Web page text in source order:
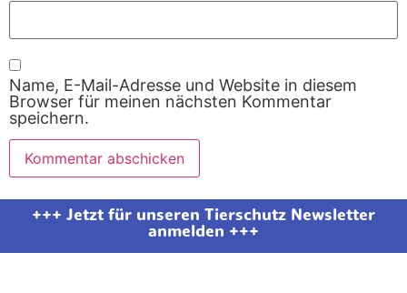
Name, E-Mail-Adresse und Website in diesem
Browser für meinen nächsten Kommentar
speichern.
+++ Jetzt für unseren Tierschutz Newsletter
anmelden +++